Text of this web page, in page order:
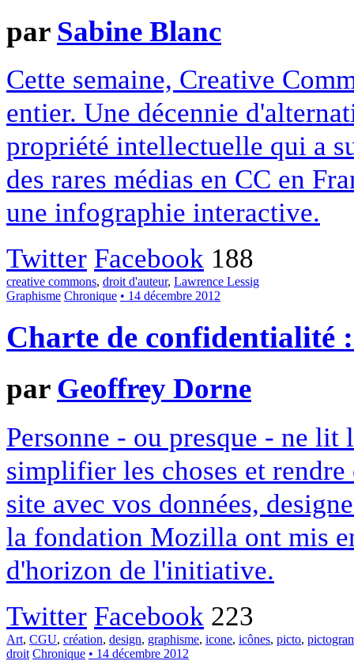
par Sabine Blanc
Cette semaine, Creative
entier. Une décennie
propriété intellectuelle qui a
des rares médias en CC en
une infographie interactive.
Twitter Facebook 188
creative commons, droit d'auteur, Lawrence Lessig
Graphisme Chronique • 14 décembre 2012
Charte de confidentialité
par Geoffrey Dorne
Personne - ou presque - ne
simplifier les choses et
site avec vos données,
la fondation Mozilla ont mis
d'horizon de l'initiative.
Twitter Facebook 223
Art, CGU, création, design, graphisme, icone, icônes, picto,
droit Chronique • 14 décembre 2012